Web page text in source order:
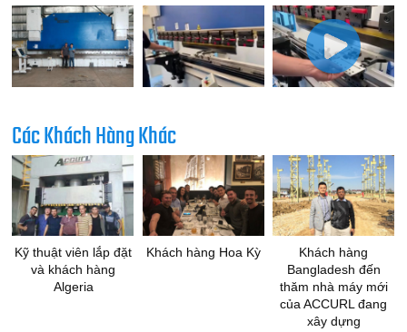
Các Khách Hàng Khác
Kỹ thuật viên lắp đặt
và khách hàng
Algeria
Khách hàng Hoa Kỳ
Khách hàng
Bangladesh đến
thăm nhà máy mới
của ACCURL đang
xây dựng